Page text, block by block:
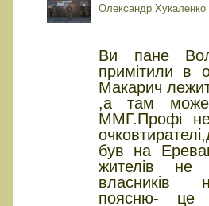
Олександр Хукаленко
Ви пане
примітили в
Макарич
,а там може
ММГ.Профі
був на
жителів
власників
поясню- це